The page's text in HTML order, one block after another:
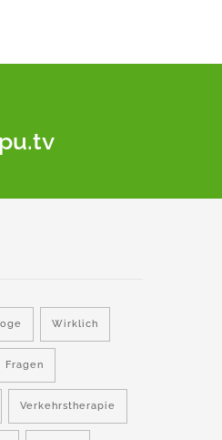
Wirklich
Fragen
Verkehrstherapie